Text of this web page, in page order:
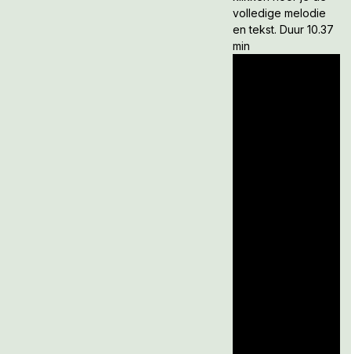
volledige melodie
en tekst. Duur 10.37
min